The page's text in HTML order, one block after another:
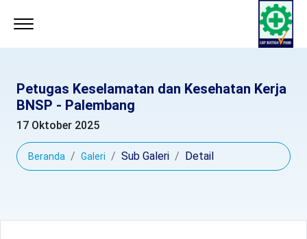
Petugas Keselamatan dan Kesehatan Kerja
BNSP - Palembang
17 Oktober 2025
Beranda Galeri Sub Galeri Detail